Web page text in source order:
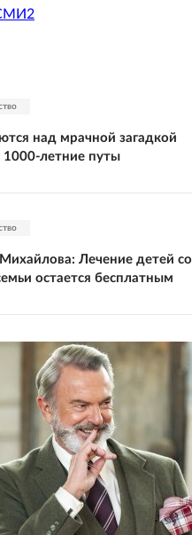
над мрачной загадкой
1000-летние путы
Лечение детей со
остается бесплатным